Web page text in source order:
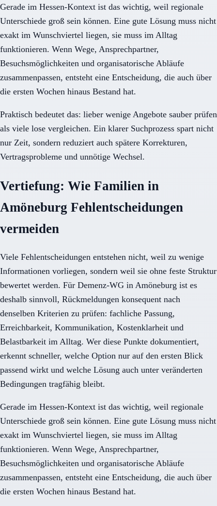
Gerade im Hessen-Kontext ist das wichtig, weil regionale
Unterschiede groß sein können. Eine gute Lösung muss nicht
exakt im Wunschviertel liegen, sie muss im Alltag
funktionieren. Wenn Wege, Ansprechpartner,
Besuchsmöglichkeiten und organisatorische Abläufe
zusammenpassen, entsteht eine Entscheidung, die auch über
die ersten Wochen hinaus Bestand hat.
Praktisch bedeutet das: lieber wenige Angebote sauber prüfen
als viele lose vergleichen. Ein klarer Suchprozess spart nicht
nur Zeit, sondern reduziert auch spätere Korrekturen,
Vertragsprobleme und unnötige Wechsel.
Vertiefung: Wie Familien in
Amöneburg Fehlentscheidungen
vermeiden
Viele Fehlentscheidungen entstehen nicht, weil zu wenige
Informationen vorliegen, sondern weil sie ohne feste Struktur
bewertet werden. Für Demenz-WG in Amöneburg ist es
deshalb sinnvoll, Rückmeldungen konsequent nach
denselben Kriterien zu prüfen: fachliche Passung,
Erreichbarkeit, Kommunikation, Kostenklarheit und
Belastbarkeit im Alltag. Wer diese Punkte dokumentiert,
erkennt schneller, welche Option nur auf den ersten Blick
passend wirkt und welche Lösung auch unter veränderten
Bedingungen tragfähig bleibt.
Gerade im Hessen-Kontext ist das wichtig, weil regionale
Unterschiede groß sein können. Eine gute Lösung muss nicht
exakt im Wunschviertel liegen, sie muss im Alltag
funktionieren. Wenn Wege, Ansprechpartner,
Besuchsmöglichkeiten und organisatorische Abläufe
zusammenpassen, entsteht eine Entscheidung, die auch über
die ersten Wochen hinaus Bestand hat.